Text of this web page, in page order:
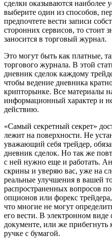
сделки оказываются наиболее
выберите один из способов,
предпочтете вести записи
сторонних сервисов, то стоит
заносится в торговый журнал.
Это могут быть как платные,
торгового журнала. В этой
дневник сделок каждому
чтобы ведение дневника
крипторынке. Все материалы
информационный характер и
действию.
«Самый секретный секрет»
лежит на поверхности. Не
уважающий себя трейдер,
дневник сделок. Но так же
с ней нужно еще и работать.
скрины и уверяю вас, уже на
реальные улучшения в вашей
распространенных вопросов
опционов или форекс
что многие не могут
его вести. В электронном
документе, или же
ручке с бумагой.